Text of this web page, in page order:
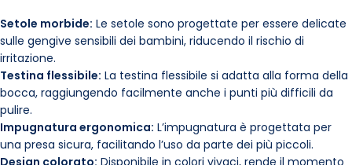
Setole morbide: Le setole sono progettate per essere delicate
sulle gengive sensibili dei bambini, riducendo il rischio di
irritazione.
Testina flessibile: La testina flessibile si adatta alla forma della
bocca, raggiungendo facilmente anche i punti più difficili da
pulire.
Impugnatura ergonomica: L’impugnatura è progettata per
una presa sicura, facilitando l’uso da parte dei più piccoli.